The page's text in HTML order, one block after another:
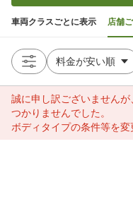
車両クラスごとに表示 店舗
誠に申し訳ございません
つかりませんでした。
ボディタイプの条件等を変